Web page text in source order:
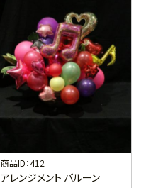
商品ID：412
アレンジメント バルーン